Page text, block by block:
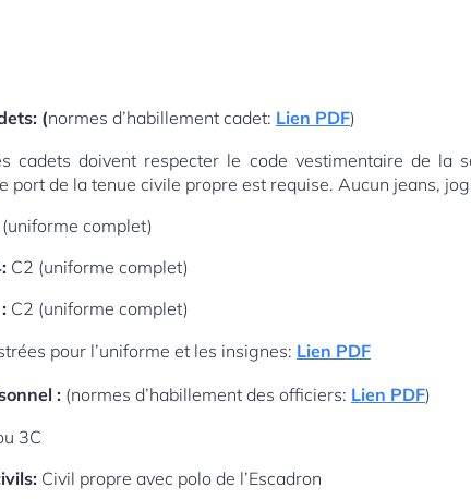
(normes d’habillement cadet: Lien PDF)
cadets doivent respecter le code vestimentaire de la
port de la tenue civile propre est requise. Aucun jeans,
complet)
C2 (uniforme complet)
C2 (uniforme complet)
pour l’uniforme et les insignes: Lien PDF
: (normes d’habillement des officiers: Lien PDF)
3C
Civil propre avec polo de l’Escadron